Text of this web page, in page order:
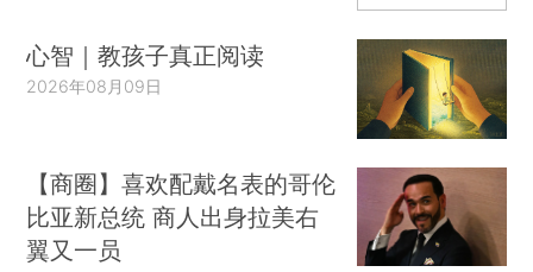
心智｜教孩子真正阅读
2026年08月09日
【商圈】喜欢配戴名表的哥伦
比亚新总统 商人出身拉美右
翼又一员